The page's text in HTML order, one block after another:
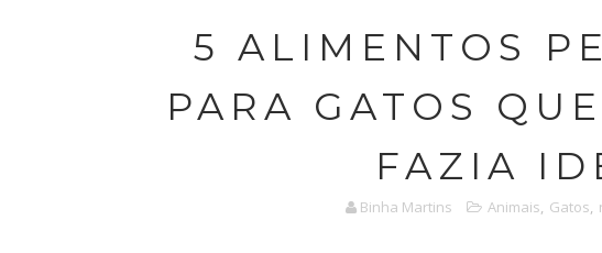
5 ALIMENTOS
PARA GATOS
FAZIA
Binha Martins Animais, Gatos,